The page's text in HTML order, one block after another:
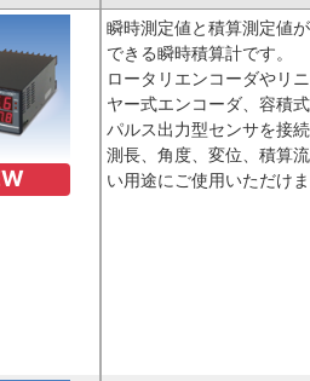
瞬時測定値と積算測定値
できる瞬時積算計です。
ロータリエンコーダやリ
ヤー式エンコーダ、容積
パルス出力型センサを接
測長、角度、変位、積算
い用途にご使用いただけ